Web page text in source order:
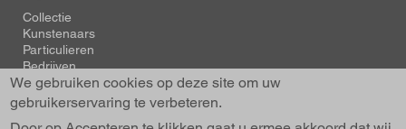
Voet
Collectie
Kunstenaars
Particulieren
Bedrijven
Tentoonstellingen
Actueel
We gebruiken cookies op deze site om uw
gebruikerservaring te verbeteren.